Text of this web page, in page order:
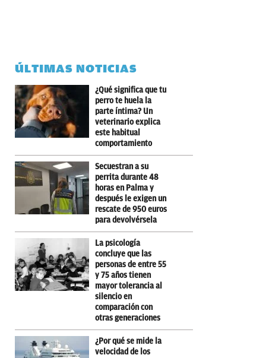
ÚLTIMAS NOTICIAS
¿Qué significa que tu
perro te huela la
parte íntima? Un
veterinario explica
este habitual
comportamiento
Secuestran a su
perrita durante 48
horas en Palma y
después le exigen un
rescate de 950 euros
para devolvérsela
La psicología
concluye que las
personas de entre 55
y 75 años tienen
mayor tolerancia al
silencio en
comparación con
otras generaciones
¿Por qué se mide la
velocidad de los